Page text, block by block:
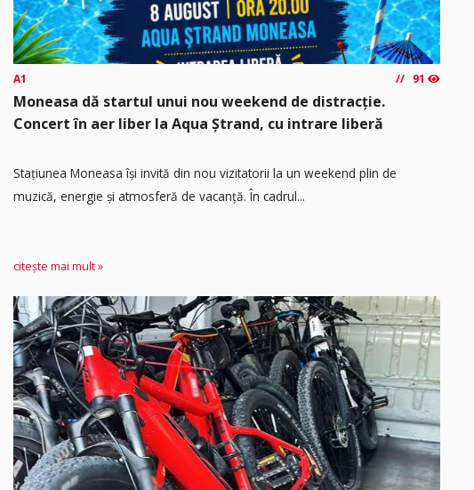
A1 91
Moneasa dă startul unui nou weekend de distracție.
Concert în aer liber la Aqua Ștrand, cu intrare liberă
Stațiunea Moneasa își invită din nou vizitatorii la un weekend plin de
muzică, energie și atmosferă de vacanță. În cadrul...
citește mai mult »